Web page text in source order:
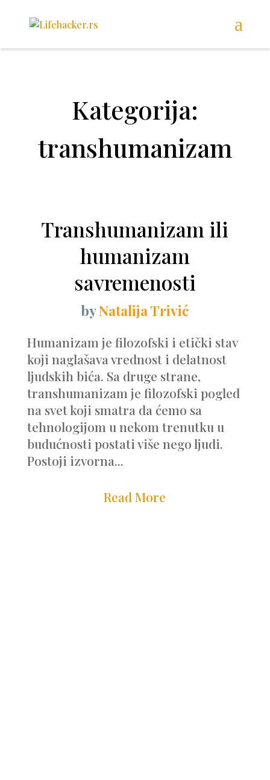
Kategorija:
transhumanizam
Transhumanizam ili
humanizam
savremenosti
byNatalija Trivić
Humanizam je filozofski i etički stav
koji naglašava vrednost i delatnost
ljudskih bića. Sa druge strane,
transhumanizam je filozofski pogled
na svet koji smatra da ćemo sa
tehnologijom u nekom trenutku u
budućnosti postati više nego ljudi.
Postoji izvorna...
Read More